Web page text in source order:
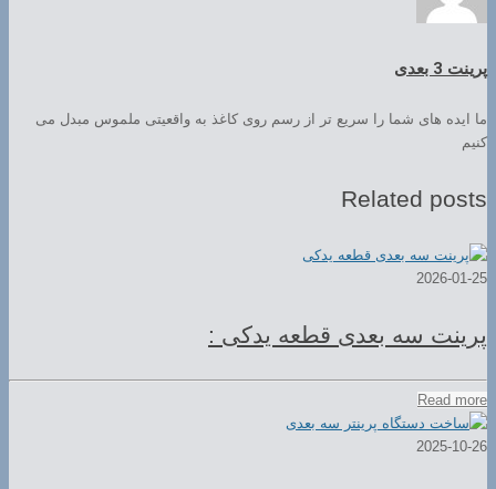
پرینت 3 بعدی
ما ایده های شما را سریع تر از رسم روی کاغذ به واقعیتی ملموس مبدل می
کنیم
Related posts
2026-01-25
پرینت سه بعدی قطعه یدکی :
Read more
2025-10-26